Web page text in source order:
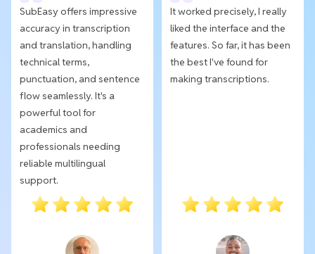
SubEasy offers impressive
accuracy in transcription
and translation, handling
technical terms,
punctuation, and sentence
flow seamlessly. It's a
powerful tool for
academics and
professionals needing
reliable multilingual
support.
It worked precisely, I really
liked the interface and the
features. So far, it has been
the best I've found for
making transcriptions.